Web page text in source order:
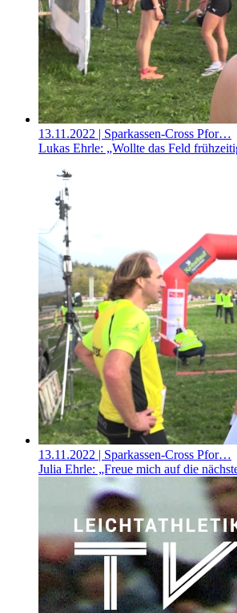
13.11.2022 | Sparkassen-Cross Pfor…
Lukas Ehrle: „Wollte das Feld
13.11.2022 | Sparkassen-Cross Pfor…
Julia Ehrle: „Freue mich auf die